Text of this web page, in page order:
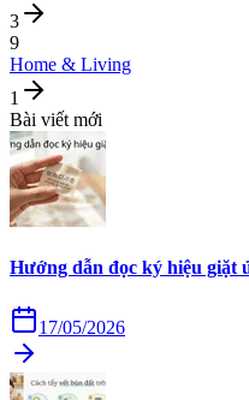
3
9
Home & Living
1
Bài viết mới
Hướng dẫn đọc ký hiệu giặt
17/05/2026